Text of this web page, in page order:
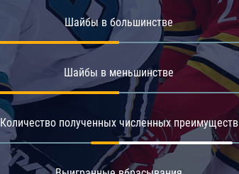
Амур
Барыс
Салават Юлаев
Шайбы в большинстве
Шайбы в меньшинстве
Количество полученных численных преимуществ